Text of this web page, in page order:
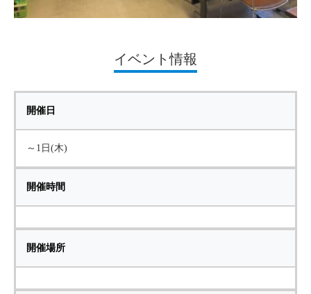
イベント情報
開催日
～1日(木)
開催時間
開催場所